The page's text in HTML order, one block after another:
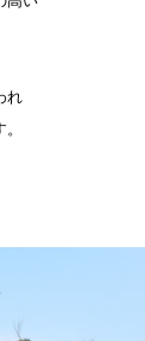
れ